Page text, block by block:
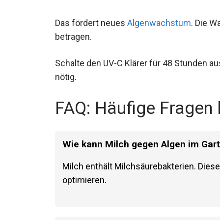
Das fördert neues Algenwachstum. Die
betragen.
Schalte den UV-C Klärer für 48 Stunden
nötig.
FAQ: Häufige
Wie kann Milch gegen Algen im
Milch enthält Milchsäurebakterien.
optimieren.